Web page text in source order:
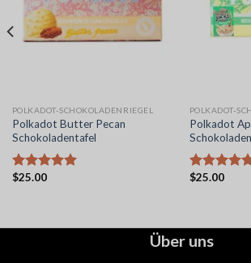
POLKADOT-SCHOKOLADENRIEGEL
Polkadot Butter Pecan
Schokoladentafel
Bewertet
$25.00
POLKADOT-
Polkadot
Bewertet
$25.00
Über uns